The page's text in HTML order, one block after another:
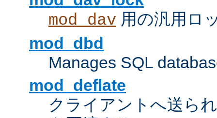
mod_dav 用の汎用ロ
mod_dbd
Manages SQL
mod_deflate
クライアントへ送ら